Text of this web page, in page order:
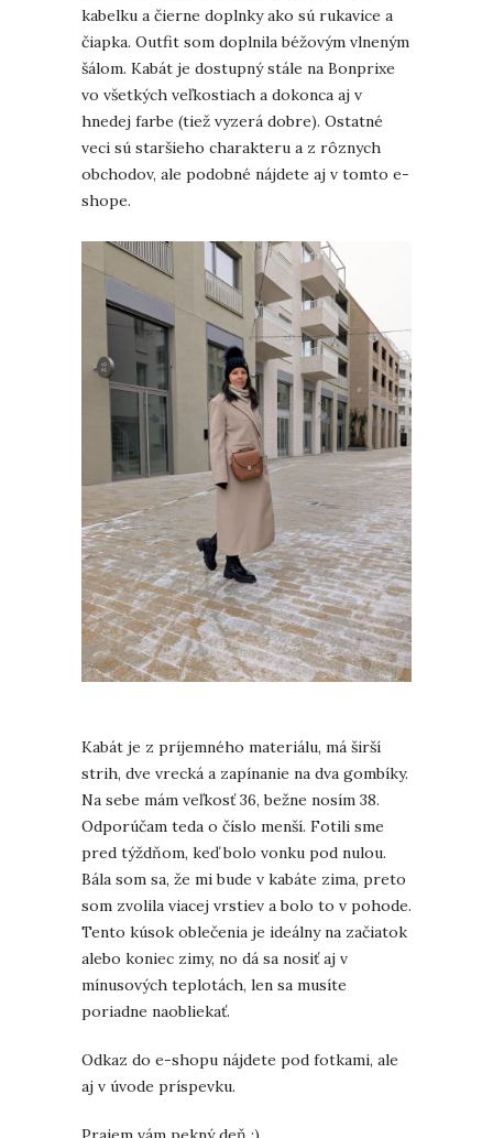
kabelku a čierne doplnky ako sú rukavice a
čiapka. Outfit som doplnila béžovým vlneným
šálom. Kabát je dostupný stále na Bonprixe
vo všetkých veľkostiach a dokonca aj v
hnedej farbe (tiež vyzerá dobre). Ostatné
veci sú staršieho charakteru a z rôznych
obchodov, ale podobné nájdete aj v tomto e-
shope.
Kabát je z príjemného materiálu, má širší
strih, dve vrecká a zapínanie na dva gombíky.
Na sebe mám veľkosť 36, bežne nosím 38.
Odporúčam teda o číslo menší. Fotili sme
pred týždňom, keď bolo vonku pod nulou.
Bála som sa, že mi bude v kabáte zima, preto
som zvolila viacej vrstiev a bolo to v pohode.
Tento kúsok oblečenia je ideálny na začiatok
alebo koniec zimy, no dá sa nosiť aj v
mínusových teplotách, len sa musíte
poriadne naobliekať.
Odkaz do e-shopu nájdete pod fotkami, ale
aj v úvode príspevku.